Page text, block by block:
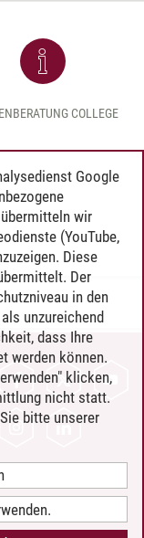
COLLEGE
Google
wir
(YouTube,
Diese
Der
in den
unzureichend
dass Ihre
werden können.
klicken,
nicht statt.
bitte unserer